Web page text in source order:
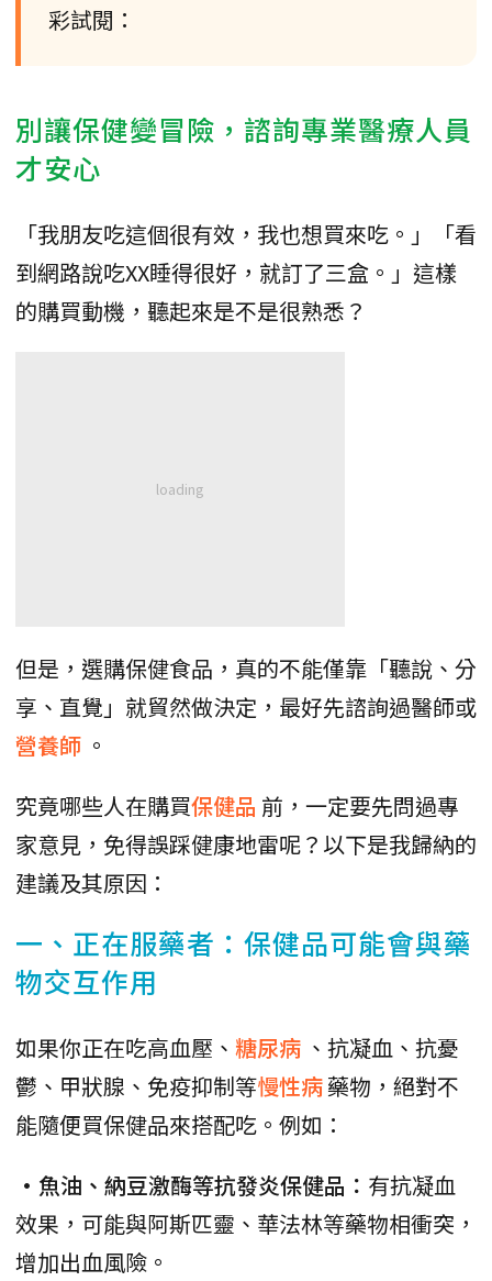
彩試閱：
別讓保健變冒險，諮詢專業醫療人員
才安心
「我朋友吃這個很有效，我也想買來吃。」「看
到網路說吃XX睡得很好，就訂了三盒。」這樣
的購買動機，聽起來是不是很熟悉？
但是，選購保健食品，真的不能僅靠「聽說、分
享、直覺」就貿然做決定，最好先諮詢過醫師或
營養師 。
究竟哪些人在購買保健品 前，一定要先問過專
家意見，免得誤踩健康地雷呢？以下是我歸納的
建議及其原因：
一、正在服藥者：保健品可能會與藥
物交互作用
如果你正在吃高血壓、 糖尿病 、抗凝血、抗憂
鬱、甲狀腺、免疫抑制等慢性病藥物，絕對不
能隨便買保健品來搭配吃。例如：
•魚油、納豆激酶等抗發炎保健品： 有抗凝血
效果，可能與阿斯匹靈、華法林等藥物相衝突，
增加出血風險。